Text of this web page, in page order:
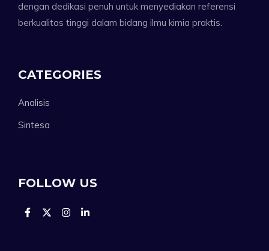
dengan dedikasi penuh untuk menyediakan referensi
berkualitas tinggi dalam bidang ilmu kimia praktis.
CATEGORIES
Analisis
Sintesa
FOLLOW US